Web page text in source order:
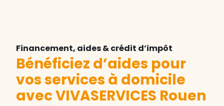
Financement, aides & crédit d’impôt
Bénéficiez d’aides pour
vos services à domicile
avec VIVASERVICES Rouen